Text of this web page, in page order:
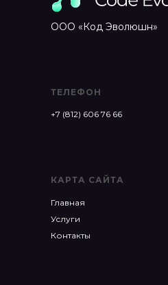
КАРТА САЙТА
Главная
Услуги
Контакты
ТЕЛЕФОН
+7 (812) 606 76 66
ООО «Код Эволюшн»